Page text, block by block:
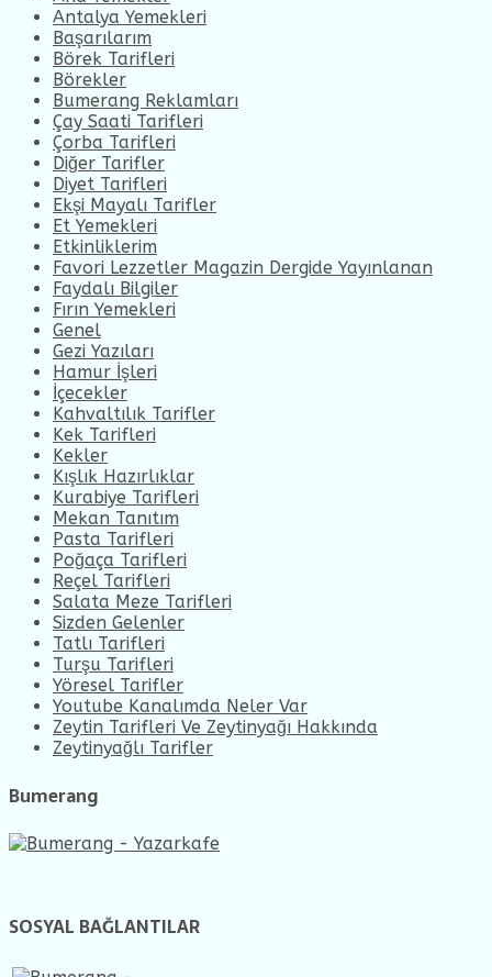
Antalya Yemekleri
Başarılarım
Börek Tarifleri
Börekler
Bumerang Reklamları
Çay Saati Tarifleri
Çorba Tarifleri
Diğer Tarifler
Diyet Tarifleri
Ekşi Mayalı Tarifler
Et Yemekleri
Etkinliklerim
Favori Lezzetler Magazin Dergide Yayınlanan
Faydalı Bilgiler
Fırın Yemekleri
Genel
Gezi Yazıları
Hamur İşleri
İçecekler
Kahvaltılık Tarifler
Kek Tarifleri
Kekler
Kışlık Hazırlıklar
Kurabiye Tarifleri
Mekan Tanıtım
Pasta Tarifleri
Poğaça Tarifleri
Reçel Tarifleri
Salata Meze Tarifleri
Sizden Gelenler
Tatlı Tarifleri
Turşu Tarifleri
Yöresel Tarifler
Youtube Kanalımda Neler Var
Zeytin Tarifleri Ve Zeytinyağı Hakkında
Zeytinyağlı Tarifler
Bumerang
SOSYAL BAĞLANTILAR